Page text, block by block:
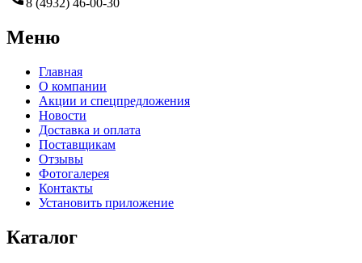
Меню
Главная
О компании
Акции и спецпредложения
Новости
Доставка и оплата
Поставщикам
Отзывы
Фотогалерея
Контакты
Установить приложение
Каталог